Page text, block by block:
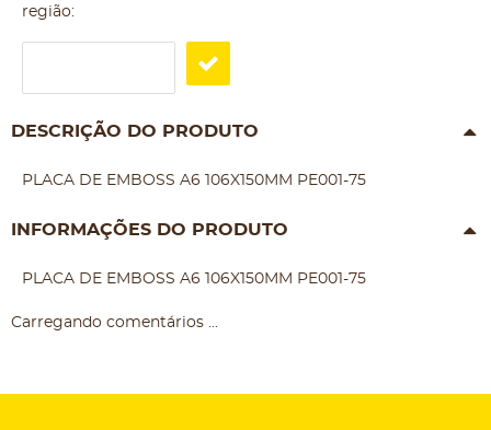
região:
DESCRIÇÃO DO PRODUTO
PLACA DE EMBOSS A6 106X150MM PE001-75
INFORMAÇÕES DO PRODUTO
PLACA DE EMBOSS A6 106X150MM PE001-75
Carregando comentários ...